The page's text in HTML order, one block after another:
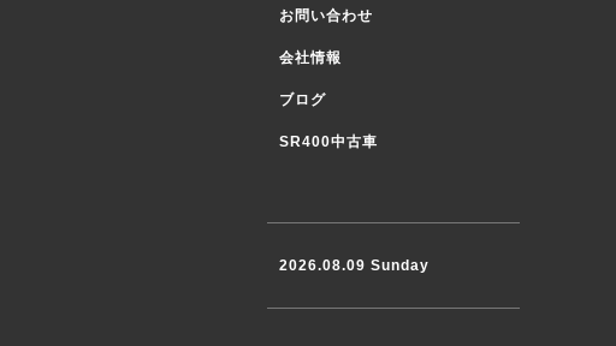
お問い合わせ
会社情報
ブログ
SR400中古車
2026.08.09 Sunday